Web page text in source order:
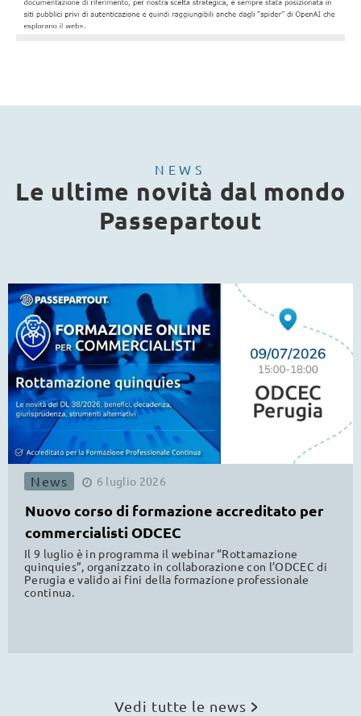
NEWS
Le ultime novità dal mondo
Passepartout
News 6 luglio 2026
Nuovo corso di formazione accreditato per
commercialisti ODCEC
Il 9 luglio è in programma il webinar “Rottamazione
quinquies”, organizzato in collaborazione con l’ODCEC di
Perugia e valido ai fini della formazione professionale
continua.
Vedi tutte le news